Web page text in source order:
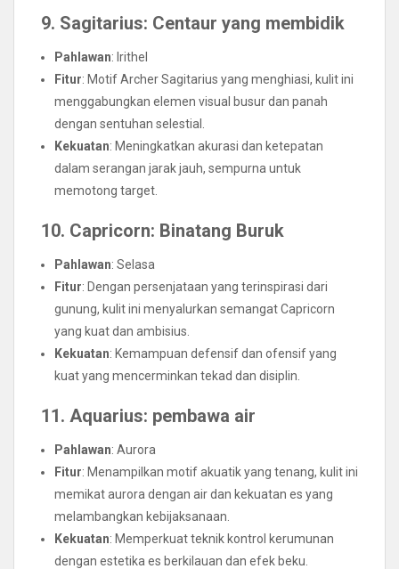
9. Sagitarius: Centaur yang membidik
Pahlawan: Irithel
Fitur: Motif Archer Sagitarius yang menghiasi, kulit ini
menggabungkan elemen visual busur dan panah
dengan sentuhan selestial.
Kekuatan: Meningkatkan akurasi dan ketepatan
dalam serangan jarak jauh, sempurna untuk
memotong target.
10. Capricorn: Binatang Buruk
Pahlawan: Selasa
Fitur: Dengan persenjataan yang terinspirasi dari
gunung, kulit ini menyalurkan semangat Capricorn
yang kuat dan ambisius.
Kekuatan: Kemampuan defensif dan ofensif yang
kuat yang mencerminkan tekad dan disiplin.
11. Aquarius: pembawa air
Pahlawan: Aurora
Fitur: Menampilkan motif akuatik yang tenang, kulit ini
memikat aurora dengan air dan kekuatan es yang
melambangkan kebijaksanaan.
Kekuatan: Memperkuat teknik kontrol kerumunan
dengan estetika es berkilauan dan efek beku.